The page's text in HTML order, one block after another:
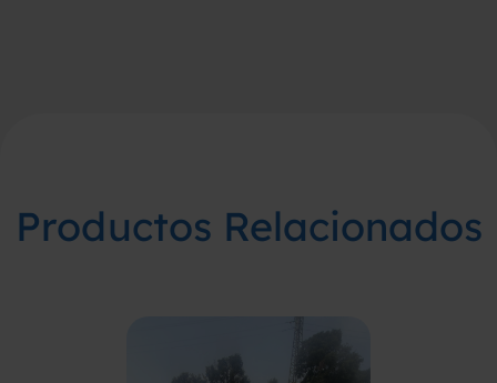
Productos Relacionados